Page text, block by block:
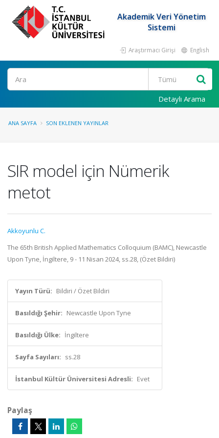
Akademik Veri Yönetim
Sistemi
Araştırmacı Girişi English
Ara
Detaylı Arama
ANA SAYFA SON EKLENEN YAYINLAR
SIR model için Nümerik
metot
Akkoyunlu C.
The 65th British Applied Mathematics Colloquium (BAMC), Newcastle
Upon Tyne, İngiltere, 9 - 11 Nisan 2024, ss.28, (Özet Bildiri)
Yayın Türü: Bildiri / Özet Bildiri
Basıldığı Şehir: Newcastle Upon Tyne
Basıldığı Ülke: İngiltere
Sayfa Sayıları: ss.28
İstanbul Kültür Üniversitesi Adresli: Evet
Paylaş